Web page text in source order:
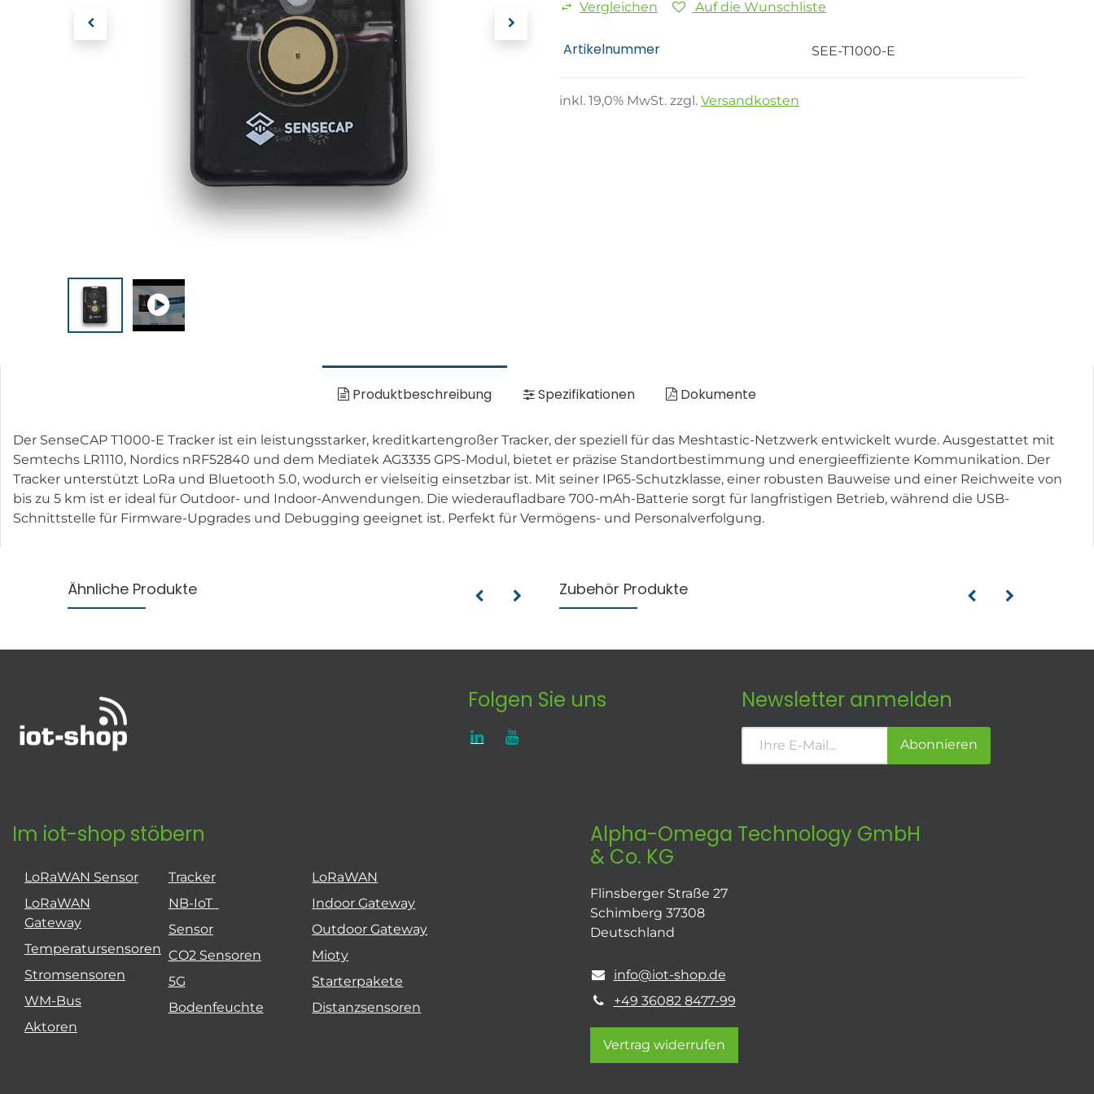
Vergleichen Auf die Wunschliste
Artikelnummer SEE-T1000-E
inkl. 19,0% MwSt. zzgl. Versandkosten
Produktbeschreibung Spezifikationen Dokumente
Der SenseCAP T1000-E Tracker ist ein leistungsstarker, kreditkartengroßer Tracker, der speziell für das Meshtastic-Netzwerk entwickelt wurde. Ausgestattet mit
Semtechs LR1110, Nordics nRF52840 und dem Mediatek AG3335 GPS-Modul, bietet er präzise Standortbestimmung und energieeffiziente Kommunikation. Der
Tracker unterstützt LoRa und Bluetooth 5.0, wodurch er vielseitig einsetzbar ist. Mit seiner IP65-Schutzklasse, einer robusten Bauweise und einer Reichweite von
bis zu 5 km ist er ideal für Outdoor- und Indoor-Anwendungen. Die wiederaufladbare 700-mAh-Batterie sorgt für langfristigen Betrieb, während die USB-
Schnittstelle für Firmware-Upgrades und Debugging geeignet ist. Perfekt für Vermögens- und Personalverfolgung.
Ähnliche Produkte Zubehör Produkte
Folgen Sie uns Newsletter anmelden
Abonnieren
Im iot-shop stöbern
LoRaWAN Sensor
LoRaWAN
Gateway
Temperatursensoren
Stromsensoren
WM-Bus
Aktoren
Tracker
NB-IoT
Sensor
CO2 Sensoren
5G
Bodenfeuchte
LoRaWAN
Indoor Gateway
Outdoor Gateway
Mioty
Starterpakete
Distanzsensoren
Alpha-Omega Technology GmbH
& Co. KG
Flinsberger Straße 27
Schimberg 37308
Deutschland
info@iot-shop.de
+49 36082 8477-99
Vertrag widerrufen